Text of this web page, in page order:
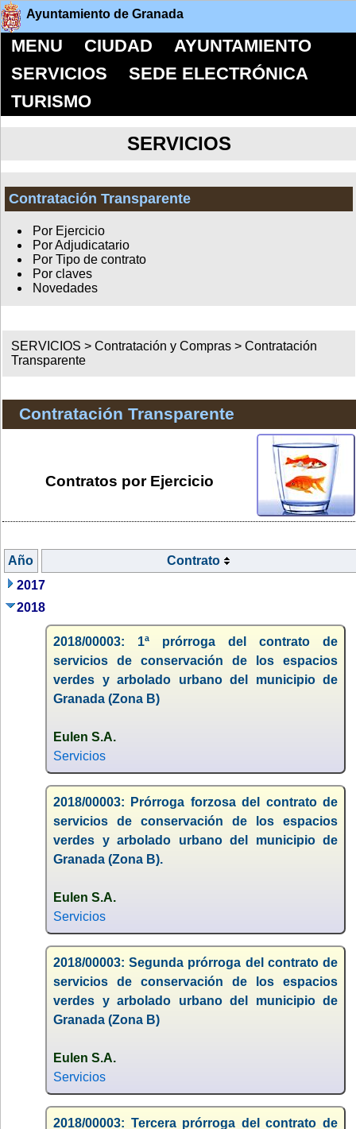
Ayuntamiento de Granada
MENU CIUDAD
AYUNTAMIENTO
SERVICIOS
SEDE ELECTRÓNICA
TURISMO
SERVICIOS
Contratación Transparente
Por Ejercicio
Por Adjudicatario
Por Tipo de contrato
Por claves
Novedades
SERVICIOS >Contratación y Compras >Contratación
Transparente
Contratación Transparente
Contratos por Ejercicio
Año
Contrato
2017
2018
2018/00003: 1ª prórroga del contrato de
servicios de conservación de los espacios
verdes y arbolado urbano del municipio de
Granada (Zona B)
Eulen S.A.
Servicios
2018/00003: Prórroga forzosa del contrato de
servicios de conservación de los espacios
verdes y arbolado urbano del municipio de
Granada (Zona B).
Eulen S.A.
Servicios
2018/00003: Segunda prórroga del contrato de
servicios de conservación de los espacios
verdes y arbolado urbano del municipio de
Granada (Zona B)
Eulen S.A.
Servicios
2018/00003: Tercera prórroga del contrato de